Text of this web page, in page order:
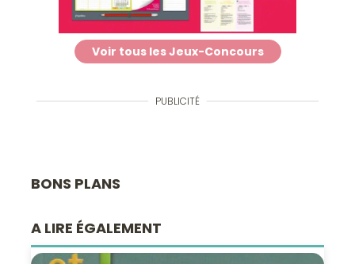
Voir tous les Jeux-Concours
PUBLICITÉ
BONS PLANS
A LIRE ÉGALEMENT